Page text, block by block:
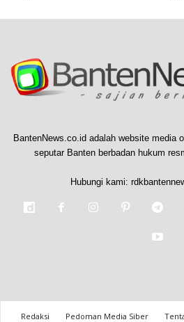
BantenNews.co.id adalah website media
seputar Banten berbadan hukum
Hubungi kami:
Redaksi Pedoman Media Siber